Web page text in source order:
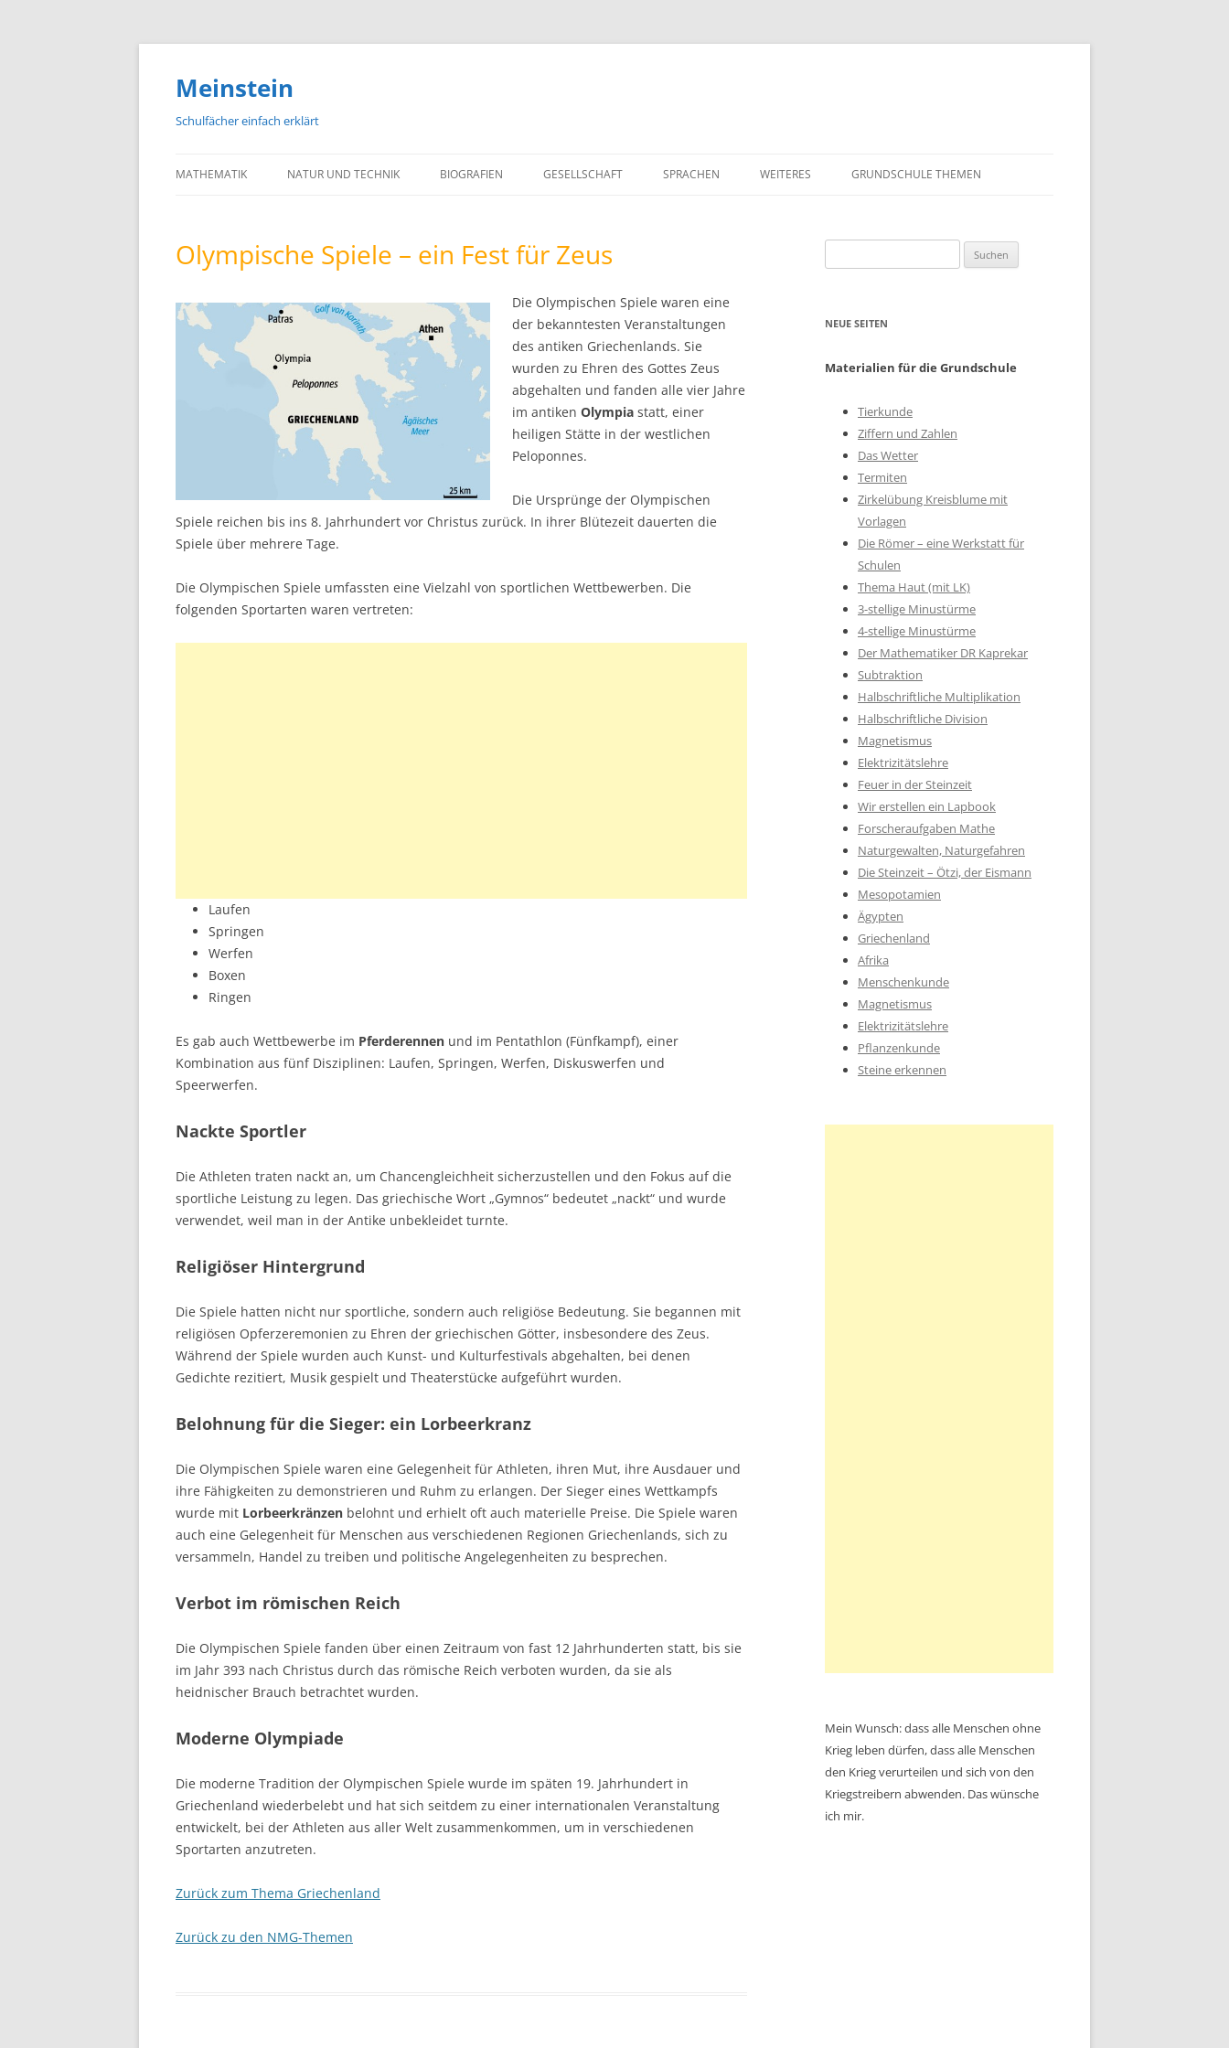
Meinstein
Schulfächer einfach erklärt
Inhalt
MATHEMATIK NATUR UND TECHNIK
PHYSIK
GEOGRAFIE UND GEOLOGIE
ASTRONOMIE
BIOGRAFIEN GESELLSCHAFT
WIRTSCHAFT UND ARBEIT
AKTUELLES
SPRACHEN WEITERES
WERTVOLLE FILME
BERUFSWAHL
GRUNDSCHULE THEMEN
FRANZÖSISCH
Olympische Spiele – ein Fest für Zeus
Die Olympischen Spiele waren eine
der bekanntesten Veranstaltungen
des antiken Griechenlands. Sie
wurden zu Ehren des Gottes Zeus
abgehalten und fanden alle vier Jahre
im antiken Olympia statt, einer
heiligen Stätte in der westlichen
Peloponnes.
Die Ursprünge der Olympischen
Spiele reichen bis ins 8. Jahrhundert vor Christus zurück. In ihrer Blütezeit dauerten die
Spiele über mehrere Tage.
Die Olympischen Spiele umfassten eine Vielzahl von sportlichen Wettbewerben. Die
folgenden Sportarten waren vertreten:
Laufen
Springen
Werfen
Boxen
Ringen
Es gab auch Wettbewerbe im Pferderennen und im Pentathlon (Fünfkampf), einer
Kombination aus fünf Disziplinen: Laufen, Springen, Werfen, Diskuswerfen und
Speerwerfen.
Nackte Sportler
Die Athleten traten nackt an, um Chancengleichheit sicherzustellen und den Fokus auf die
sportliche Leistung zu legen. Das griechische Wort „Gymnos“ bedeutet „nackt“ und wurde
verwendet, weil man in der Antike unbekleidet turnte.
Religiöser Hintergrund
Die Spiele hatten nicht nur sportliche, sondern auch religiöse Bedeutung. Sie begannen mit
religiösen Opferzeremonien zu Ehren der griechischen Götter, insbesondere des Zeus.
Während der Spiele wurden auch Kunst- und Kulturfestivals abgehalten, bei denen
Gedichte rezitiert, Musik gespielt und Theaterstücke aufgeführt wurden.
Belohnung für die Sieger: ein Lorbeerkranz
Die Olympischen Spiele waren eine Gelegenheit für Athleten, ihren Mut, ihre Ausdauer und
ihre Fähigkeiten zu demonstrieren und Ruhm zu erlangen. Der Sieger eines Wettkampfs
wurde mit Lorbeerkränzen belohnt und erhielt oft auch materielle Preise. Die Spiele waren
auch eine Gelegenheit für Menschen aus verschiedenen Regionen Griechenlands, sich zu
versammeln, Handel zu treiben und politische Angelegenheiten zu besprechen.
Verbot im römischen Reich
Die Olympischen Spiele fanden über einen Zeitraum von fast 12 Jahrhunderten statt, bis sie
im Jahr 393 nach Christus durch das römische Reich verboten wurden, da sie als
heidnischer Brauch betrachtet wurden.
Moderne Olympiade
Die moderne Tradition der Olympischen Spiele wurde im späten 19. Jahrhundert in
Griechenland wiederbelebt und hat sich seitdem zu einer internationalen Veranstaltung
entwickelt, bei der Athleten aus aller Welt zusammenkommen, um in verschiedenen
Sportarten anzutreten.
Zurück zum Thema Griechenland
Zurück zu den NMG-Themen
nach:
NEUE SEITEN
Materialien für die Grundschule
Tierkunde
Ziffern und Zahlen
Das Wetter
Termiten
Zirkelübung Kreisblume mit
Vorlagen
Die Römer – eine Werkstatt für
Schulen
Thema Haut (mit LK)
3-stellige Minustürme
4-stellige Minustürme
Der Mathematiker DR Kaprekar
Subtraktion
Halbschriftliche Multiplikation
Halbschriftliche Division
Magnetismus
Elektrizitätslehre
Feuer in der Steinzeit
Wir erstellen ein Lapbook
Forscheraufgaben Mathe
Naturgewalten, Naturgefahren
Die Steinzeit – Ötzi, der Eismann
Mesopotamien
Ägypten
Griechenland
Afrika
Menschenkunde
Magnetismus
Elektrizitätslehre
Pflanzenkunde
Steine erkennen
Mein Wunsch: dass alle Menschen ohne
Krieg leben dürfen, dass alle Menschen
den Krieg verurteilen und sich von den
Kriegstreibern abwenden. Das wünsche
ich mir.